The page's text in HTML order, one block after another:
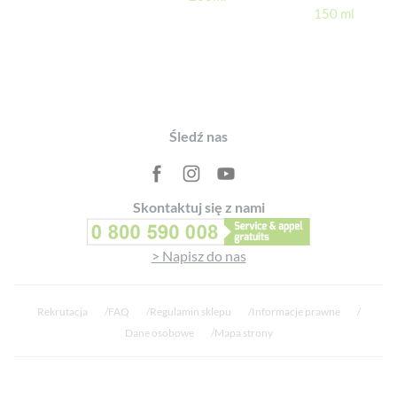
150 ml
Śledź nas
Skontaktuj się z nami
> Napisz do nas
Rekrutacja FAQ Regulamin sklepu
Informacje prawne
Dane osobowe
Mapa strony